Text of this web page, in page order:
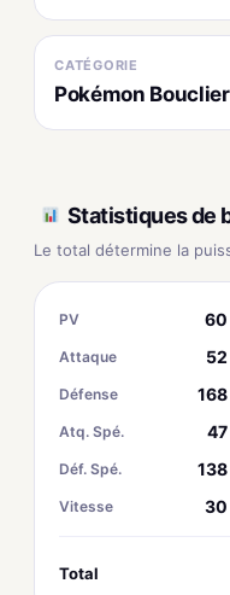
CATÉGORIE
Pokémon Bouclier
Statistiques de
Le total détermine la
PV 60
Attaque 52
Défense 168
Atq. Spé. 47
Déf. Spé. 138
Vitesse 30
Total